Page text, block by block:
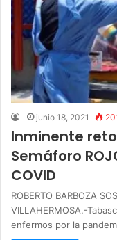
junio 18, 2021
Inminente
Semáforo
COVID
ROBERTO BARBOZA
VILLAHERMOSA.-
enfermos por la